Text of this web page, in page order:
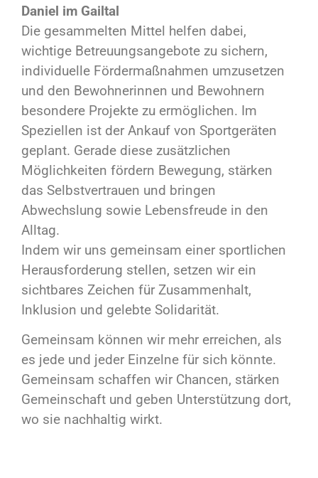
Daniel im Gailtal
Die gesammelten Mittel helfen dabei,
wichtige Betreuungsangebote zu sichern,
individuelle Fördermaßnahmen umzusetzen
und den Bewohnerinnen und Bewohnern
besondere Projekte zu ermöglichen. Im
Speziellen ist der Ankauf von Sportgeräten
geplant. Gerade diese zusätzlichen
Möglichkeiten fördern Bewegung, stärken
das Selbstvertrauen und bringen
Abwechslung sowie Lebensfreude in den
Alltag.
Indem wir uns gemeinsam einer sportlichen
Herausforderung stellen, setzen wir ein
sichtbares Zeichen für Zusammenhalt,
Inklusion und gelebte Solidarität.
Gemeinsam können wir mehr erreichen, als
es jede und jeder Einzelne für sich könnte.
Gemeinsam schaffen wir Chancen, stärken
Gemeinschaft und geben Unterstützung dort,
wo sie nachhaltig wirkt.